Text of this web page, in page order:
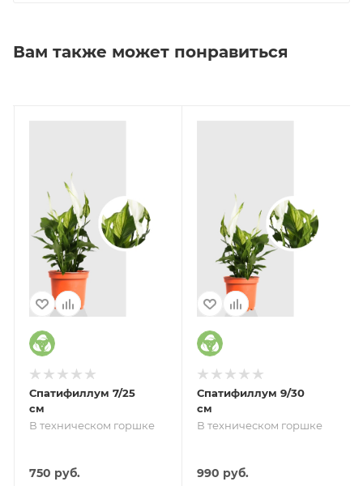
Вам также может понравиться
Спатифиллум 7/25
см
В техническом горшке
750 руб.
Спатифиллум 9/30
см
В техническом горшке
990 руб.